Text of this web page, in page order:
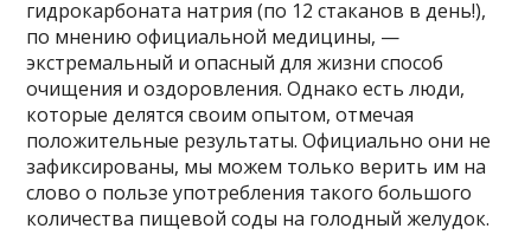
гидрокарбоната натрия (по 12 стаканов в день!),
по мнению официальной медицины, —
экстремальный и опасный для жизни способ
очищения и оздоровления. Однако есть люди,
которые делятся своим опытом, отмечая
положительные результаты. Официально они не
зафиксированы, мы можем только верить им на
слово о пользе употребления такого большого
количества пищевой соды на голодный желудок.